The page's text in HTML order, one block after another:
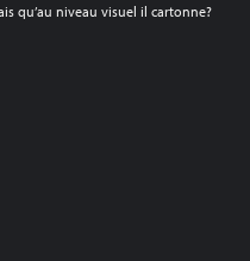
qu’au niveau visuel il cartonne?